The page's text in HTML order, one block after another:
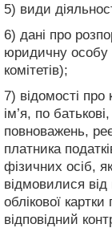
5) види
6) дані про
юридичну особу
комітетів);
7) відомості
ім’я, по
повноважень,
платника
фізичних осіб,
відмовилися
облікової
відповідний